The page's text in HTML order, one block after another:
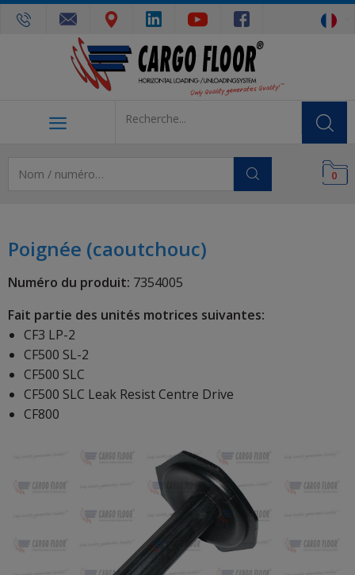
0
Poignée (caoutchouc)
Numéro du produit: 7354005
Fait partie des unités motrices suivantes:
CF3 LP-2
CF500 SL-2
CF500 SLC
CF500 SLC Leak Resist Centre Drive
CF800